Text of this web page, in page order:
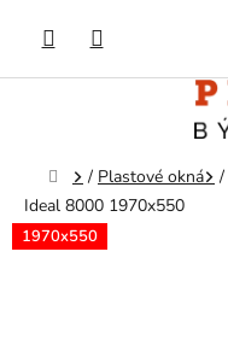
obsah
Domov
/ Plastové okná /
Ideal 8000 1970x550
1970x550